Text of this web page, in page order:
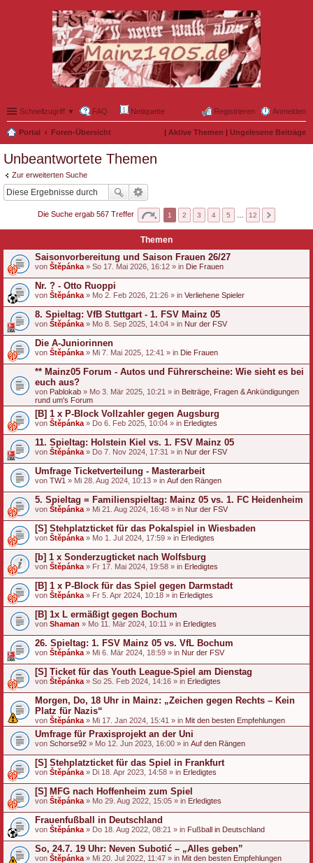
Schnellzugriff ▼ FAQ Netiquette Anmelden
Registrieren
Portal Foren-Übersicht | Aktive Themen | Ungelesene Beiträge
Unbeantwortete Themen
Zur erweiterten Suche
Die Suche ergab 567 Treffer 1 2 3 4 5 12
Themen
Saisonvorbereitung und Saison Frauen 26/27
von Štěpánka » So 17. Mai 2026, 16:12 » in Die Frauen
Nr. ? - Otto Ruoppi
von Štěpánka » Mo 2. Feb 2026, 21:26 » in Verliehene Spieler
8. Spieltag: VfB Stuttgart - 1. FSV Mainz 05
von Štěpánka » Mo 8. Sep 2025, 14:04 » in Nur der FSV
Die A-Juniorinnen
von Štěpánka » Mi 7. Mai 2025, 12:41 » in Die Frauen
** Mainz05 Forum - Autos und Führerscheine: Wie sieht es bei
euch aus?
von Pablokab » Mo 3. Mär 2025, 10:21 » in Beiträge, Fragen & Ankündigungen
rund um's Forum
[B] 1 x P-Block Vollzahler gegen Augsburg
von Štěpánka » Do 6. Feb 2025, 10:04 » in Erledigtes
11. Spieltag: Holstein Kiel vs. 1. FSV Mainz 05
von Štěpánka » Do 7. Nov 2024, 17:31 » in Nur der FSV
Umfrage Ticketverteilung - Masterarbeit
von TW1 » Mi 28. Aug 2024, 10:13 » in Auf den Rängen
5. Spieltag = Familienspieltag: Mainz 05 vs. 1. FC Heidenheim
von Štěpánka » Mi 21. Aug 2024, 16:48 » in Nur der FSV
[S] Stehplatzticket für das Pokalspiel in Wiesbaden
von Štěpánka » Mo 1. Jul 2024, 17:59 » in Erledigtes
[b] 1 x Sonderzugticket nach Wolfsburg
von Štěpánka » Fr 17. Mai 2024, 19:58 » in Erledigtes
[B] 1 x P-Block für das Spiel gegen Darmstadt
von Štěpánka » Fr 5. Apr 2024, 10:18 » in Erledigtes
[B] 1x L ermäßigt gegen Bochum
von Shaman » Mo 11. Mär 2024, 10:11 » in Erledigtes
26. Spieltag: 1. FSV Mainz 05 vs. VfL Bochum
von Štěpánka » Mi 6. Mär 2024, 18:59 » in Nur der FSV
[S] Ticket für das Youth League-Spiel am Dienstag
von Štěpánka » So 25. Feb 2024, 14:16 » in Erledigtes
Morgen, Do, 18 Uhr in Mainz: „Zeichen gegen Rechts – Kein
Platz für Nazis“
von Štěpánka » Mi 17. Jan 2024, 15:41 » in Mit den besten Empfehlungen
Umfrage für Praxisprojekt an der Uni
von Schorse92 » Mo 12. Jun 2023, 16:00 » in Auf den Rängen
[S] Stehplatzticket für das Spiel in Frankfurt
von Štěpánka » Di 18. Apr 2023, 14:58 » in Erledigtes
[S] MFG nach Hoffenheim zum Spiel
von Štěpánka » Mo 29. Aug 2022, 15:05 » in Erledigtes
Frauenfußball in Deutschland
von Štěpánka » Do 18. Aug 2022, 08:21 » in Fußball in Deutschland
So, 24.7. 19 Uhr: Neven Subotić – „Alles geben”
von Štěpánka » Mi 20. Jul 2022, 11:47 » in Mit den besten Empfehlungen